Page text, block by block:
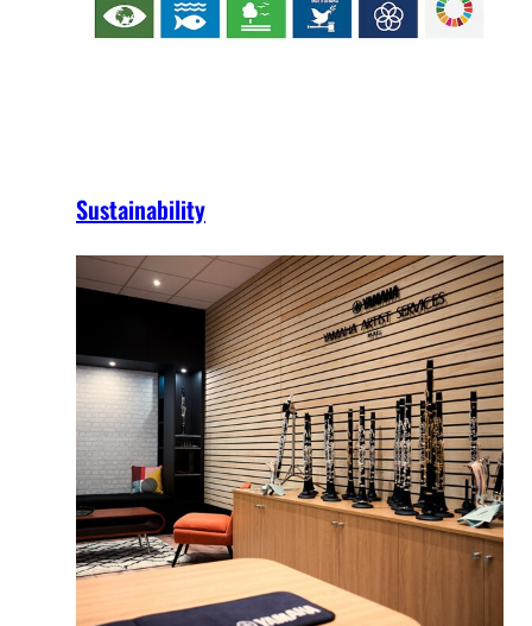
Sustainability